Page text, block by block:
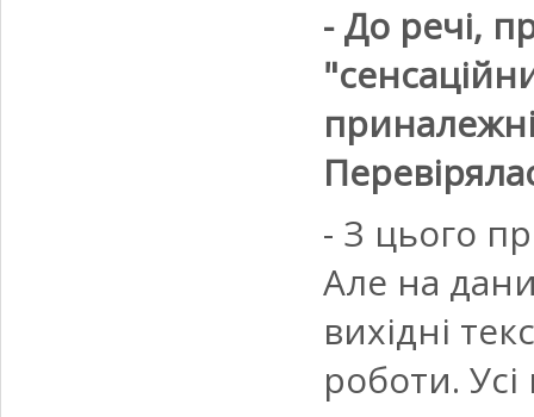
- До речі,
- З цього
Але на
вихідні
роботи.